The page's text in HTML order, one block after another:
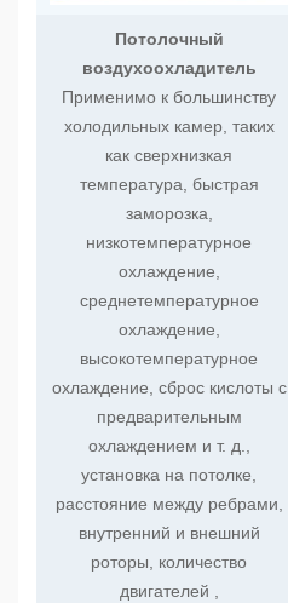
Потолочный
воздухоохладитель
Применимо к большинству
холодильных камер, таких
как сверхнизкая
температура, быстрая
заморозка,
низкотемпературное
охлаждение,
среднетемпературное
охлаждение,
высокотемпературное
охлаждение, сброс кислоты с
предварительным
охлаждением и т. д.,
установка на потолке,
расстояние между ребрами,
внутренний и внешний
роторы, количество
двигателей ,